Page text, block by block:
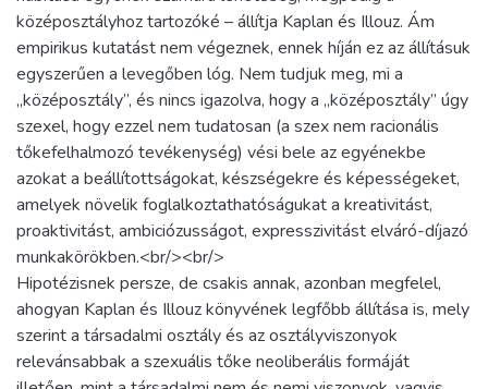
középosztályhoz tartozóké – állítja Kaplan és Illouz. Ám
empirikus kutatást nem végeznek, ennek híján ez az állításuk
egyszerűen a levegőben lóg. Nem tudjuk meg, mi a
„középosztály”, és nincs igazolva, hogy a „középosztály” úgy
szexel, hogy ezzel nem tudatosan (a szex nem racionális
tőkefelhalmozó tevékenység) vési bele az egyénekbe
azokat a beállítottságokat, készségekre és képességeket,
amelyek növelik foglalkoztathatóságukat a kreativitást,
proaktivitást, ambiciózusságot, expresszivitást elváró-díjazó
munkakörökben.<br/><br/>
Hipotézisnek persze, de csakis annak, azonban megfelel,
ahogyan Kaplan és Illouz könyvének legfőbb állítása is, mely
szerint a társadalmi osztály és az osztályviszonyok
relevánsabbak a szexuális tőke neoliberális formáját